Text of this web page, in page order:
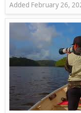
Added February 26,